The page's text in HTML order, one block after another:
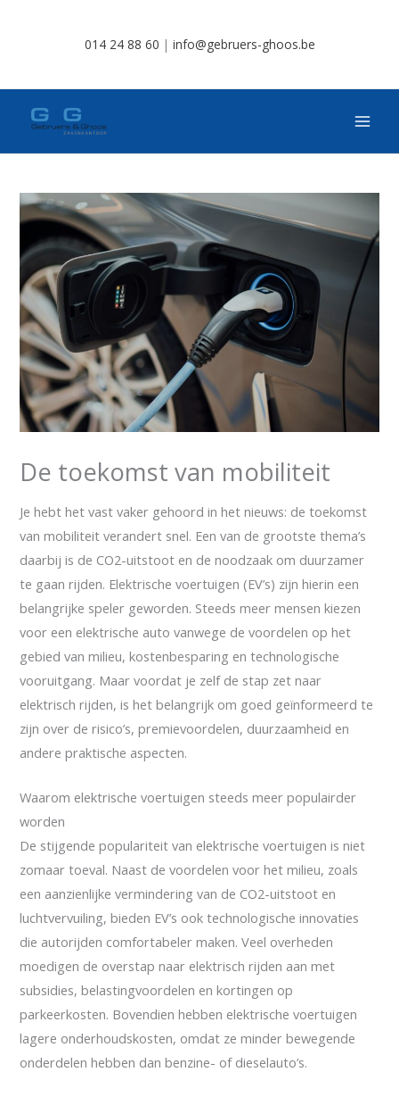
014 24 88 60 | info@gebruers-ghoos.be
De toekomst van mobiliteit
Je hebt het vast vaker gehoord in het nieuws: de toekomst
van mobiliteit verandert snel. Een van de grootste thema’s
daarbij is de CO2-uitstoot en de noodzaak om duurzamer
te gaan rijden. Elektrische voertuigen (EV’s) zijn hierin een
belangrijke speler geworden. Steeds meer mensen kiezen
voor een elektrische auto vanwege de voordelen op het
gebied van milieu, kostenbesparing en technologische
vooruitgang. Maar voordat je zelf de stap zet naar
elektrisch rijden, is het belangrijk om goed geïnformeerd te
zijn over de risico’s, premievoordelen, duurzaamheid en
andere praktische aspecten.
Waarom elektrische voertuigen steeds meer populairder
worden
De stijgende populariteit van elektrische voertuigen is niet
zomaar toeval. Naast de voordelen voor het milieu, zoals
een aanzienlijke vermindering van de CO2-uitstoot en
luchtvervuiling, bieden EV’s ook technologische innovaties
die autorijden comfortabeler maken. Veel overheden
moedigen de overstap naar elektrisch rijden aan met
subsidies, belastingvoordelen en kortingen op
parkeerkosten. Bovendien hebben elektrische voertuigen
lagere onderhoudskosten, omdat ze minder bewegende
onderdelen hebben dan benzine- of dieselauto’s.